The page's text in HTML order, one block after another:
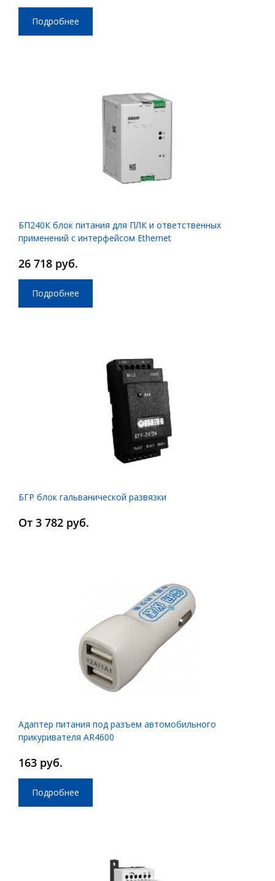
Подробнее
БП240К блок питания для ПЛК и ответственных
применений с интерфейсом Ethernet
26 718 руб.
Подробнее
БГР блок гальванической развязки
От 3 782 руб.
Адаптер питания под разъем автомобильного
прикуривателя AR4600
163 руб.
Подробнее